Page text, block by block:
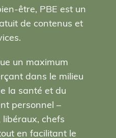
être, PBE est un
de contenus et
un maximum
dans le milieu
la santé et du
personnel –
chefs
en facilitant le